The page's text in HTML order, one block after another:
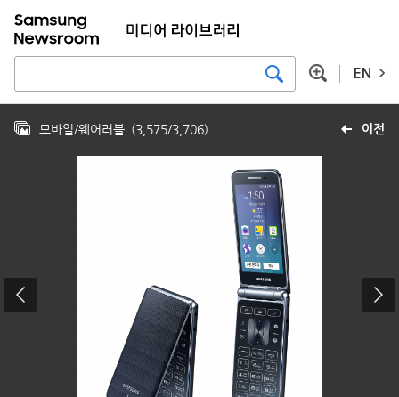
EN
이전
모바일/웨어러블 (3,575/3,706)